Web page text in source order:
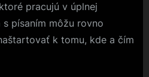
pracujú v úplnej
písaním môžu rovno
k tomu, kde a čím